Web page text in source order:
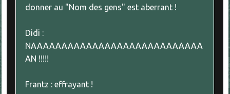
donner au "Nom des gens" est aberrant !
Didi :
NAAAAAAAAAAAAAAAAAAAAAAAAAAAA
AN !!!!!
Frantz : effrayant !